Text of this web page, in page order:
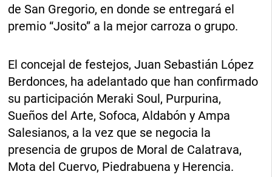
de San Gregorio, en donde se entregará el
premio “Josito” a la mejor carroza o grupo.
El concejal de festejos, Juan Sebastián López
Berdonces, ha adelantado que han confirmado
su participación Meraki Soul, Purpurina,
Sueños del Arte, Sofoca, Aldabón y Ampa
Salesianos, a la vez que se negocia la
presencia de grupos de Moral de Calatrava,
Mota del Cuervo, Piedrabuena y Herencia.